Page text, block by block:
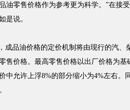
油零售价格作为参考更为科学。”在接受
是说。
品油价格的定价机制将由现行的汽、
售价格。最高零售价格以出厂价格为基
中允许上浮8%的部分缩小为4%左右。